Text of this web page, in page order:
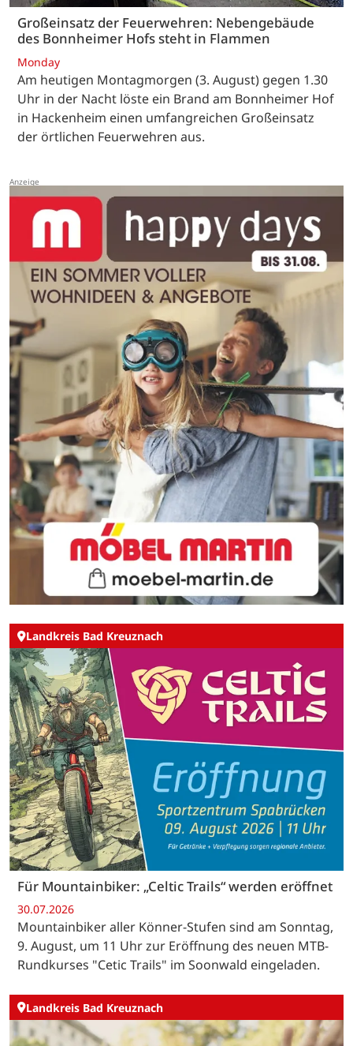
Großeinsatz der Feuerwehren: Nebengebäude
des Bonnheimer Hofs steht in Flammen
Monday
Am heutigen Montagmorgen (3. August) gegen 1.30
Uhr in der Nacht löste ein Brand am Bonnheimer Hof
in Hackenheim einen umfangreichen Großeinsatz
der örtlichen Feuerwehren aus.
Landkreis Bad Kreuznach
Für Mountainbiker: „Celtic Trails“ werden eröffnet
30.07.2026
Mountainbiker aller Könner-Stufen sind am Sonntag,
9. August, um 11 Uhr zur Eröffnung des neuen MTB-
Rundkurses "Cetic Trails" im Soonwald eingeladen.
Landkreis Bad Kreuznach